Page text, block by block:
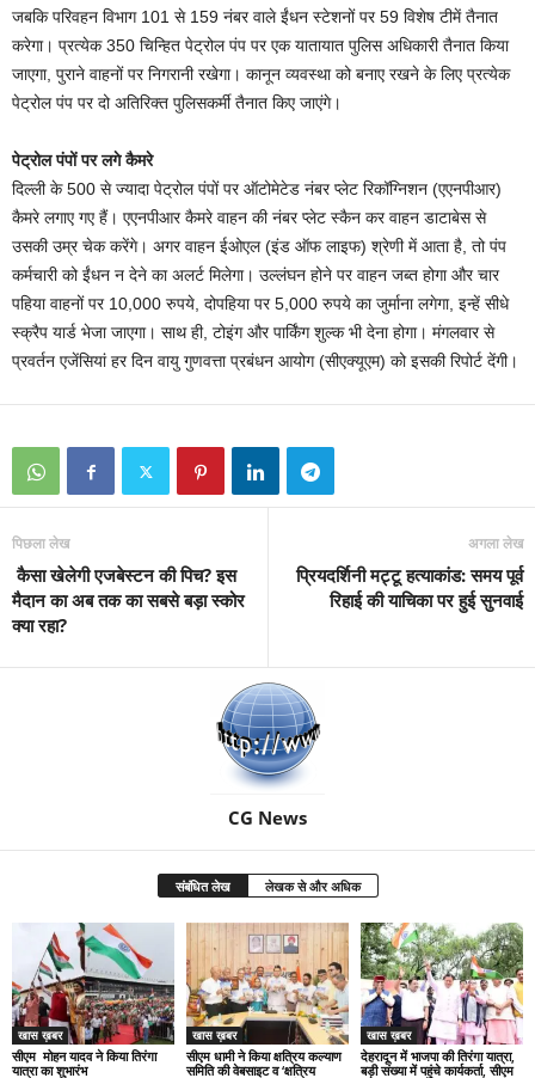
जबकि परिवहन विभाग 101 से 159 नंबर वाले ईंधन स्टेशनों पर 59 विशेष टीमें तैनात
करेगा। प्रत्येक 350 चिन्हित पेट्रोल पंप पर एक यातायात पुलिस अधिकारी तैनात किया
जाएगा, पुराने वाहनों पर निगरानी रखेगा। कानून व्यवस्था को बनाए रखने के लिए प्रत्येक
पेट्रोल पंप पर दो अतिरिक्त पुलिसकर्मी तैनात किए जाएंगे।
पेट्रोल पंपों पर लगे कैमरे
दिल्ली के 500 से ज्यादा पेट्रोल पंपों पर ऑटोमेटेड नंबर प्लेट रिकॉग्निशन (एएनपीआर)
कैमरे लगाए गए हैं। एएनपीआर कैमरे वाहन की नंबर प्लेट स्कैन कर वाहन डाटाबेस से
उसकी उम्र चेक करेंगे। अगर वाहन ईओएल (इंड ऑफ लाइफ) श्रेणी में आता है, तो पंप
कर्मचारी को ईंधन न देने का अलर्ट मिलेगा। उल्लंघन होने पर वाहन जब्त होगा और चार
पहिया वाहनों पर 10,000 रुपये, दोपहिया पर 5,000 रुपये का जुर्माना लगेगा, इन्हें सीधे
स्क्रैप यार्ड भेजा जाएगा। साथ ही, टोइंग और पार्किंग शुल्क भी देना होगा। मंगलवार से
प्रवर्तन एजेंसियां हर दिन वायु गुणवत्ता प्रबंधन आयोग (सीएक्यूएम) को इसकी रिपोर्ट देंगी।
पिछला लेख
कैसा खेलेगी एजबेस्टन की पिच? इस
मैदान का अब तक का सबसे बड़ा स्कोर
क्या रहा?
अगला लेख
प्रियदर्शिनी मट्टू हत्याकांड: समय पूर्व
रिहाई की याचिका पर हुई सुनवाई
CG News
संबंधित लेख लेखक से और अधिक
खास ख़बर
सीएम मोहन यादव ने किया तिरंगा
यात्रा का शुभारंभ
खास ख़बर
सीएम धामी ने किया क्षत्रिय कल्याण
समिति की वेबसाइट व ‘क्षत्रिय
खास ख़बर
देहरादून में भाजपा की तिरंगा यात्रा,
बड़ी संख्या में पहुंचे कार्यकर्ता, सीएम